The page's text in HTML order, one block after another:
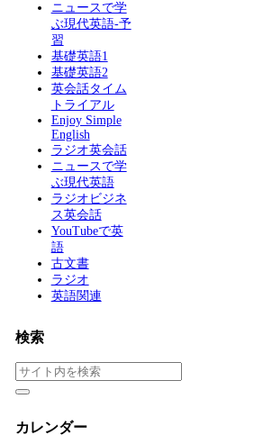
ニュースで学
ぶ現代英語-予
習
基礎英語1
基礎英語2
英会話タイム
トライアル
Enjoy Simple
English
ラジオ英会話
ニュースで学
ぶ現代英語
ラジオビジネ
ス英会話
YouTubeで英
語
古文書
ラジオ
英語関連
検索
カレンダー